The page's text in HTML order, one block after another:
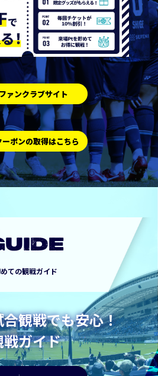
ァンクラブサイト
ーポンの取得はこちら
ての観戦ガイド
観戦でも安心！
戦ガイド